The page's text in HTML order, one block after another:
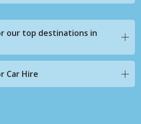
our top destinations in
Car Hire